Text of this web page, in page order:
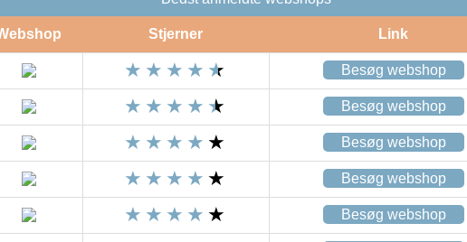
Stjerner Link
Besøg webshop
Besøg webshop
Besøg webshop
Besøg webshop
Besøg webshop